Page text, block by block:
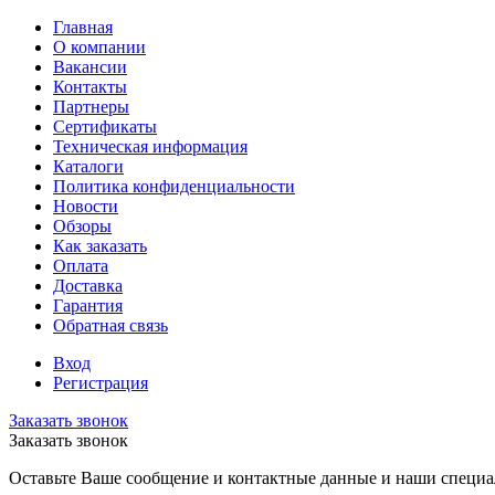
Главная
О компании
Вакансии
Контакты
Партнеры
Сертификаты
Техническая информация
Каталоги
Политика конфиденциальности
Новости
Обзоры
Как заказать
Оплата
Доставка
Гарантия
Обратная связь
Вход
Регистрация
Заказать звонок
Заказать звонок
Оставьте Ваше сообщение и контактные данные и наши